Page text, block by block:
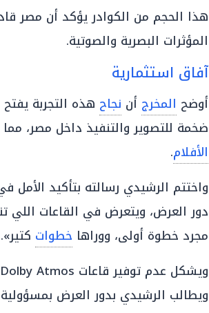
هذا الحجم من الكوادر يؤكد أن مصر
المؤثرات البصرية والصوتية.
آفاق استثمارية
أوضح المخرج أن نجاح هذه التجربة يفتح
ضخمة للتصوير والتنفيذ داخل مصر، مما
الأفلام.
واختتم الرشيدي رسالته بتأكيد
دور العرض، ويتعرض في القاعات اللي
مجرد خطوة أولى، ووراها خطوات كتير».
ويشكل عدم توفير قاعات Dolby Atmos عائقاً أمام
ويطالب الرشيدي بدور العرض